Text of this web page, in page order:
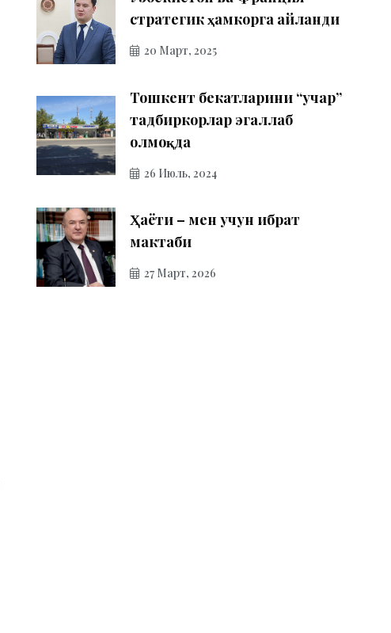
стратегик ҳамкорга айланди
20 Март, 2025
Тошкент бекатларини “учар”
тадбиркорлар эгаллаб
олмоқда
26 Июль, 2024
Ҳаёти – мен учун ибрат
мактаби
27 Март, 2026